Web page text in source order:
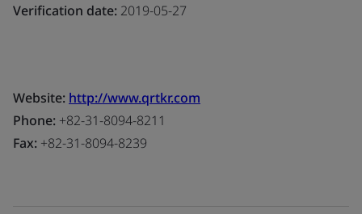
Verification date: 2019-05-27
Website: http://www.qrtkr.com
Phone: +82-31-8094-8211
Fax: +82-31-8094-8239